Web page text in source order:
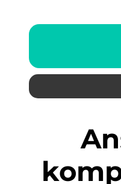
Ansigtcreme mænd: En